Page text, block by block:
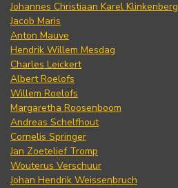
Johannes Christiaan Karel Klinkenberg
Jacob Maris
Anton Mauve
Hendrik Willem Mesdag
Charles Leickert
Albert Roelofs
Willem Roelofs
Margaretha Roosenboom
Andreas Schelfhout
Cornelis Springer
Jan Zoetelief Tromp
Wouterus Verschuur
Johan Hendrik Weissenbruch